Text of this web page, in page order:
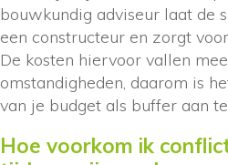
bouwkundig adviseur laat de
een constructeur en zorgt
De kosten hiervoor vallen
omstandigheden, daarom is
van je budget als buffer aan
Hoe voorkom ik